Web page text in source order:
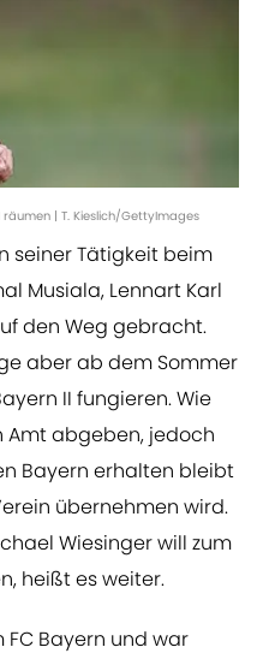
räumen | T. Kieslich/GettyImages
seiner Tätigkeit beim
Musiala, Lennart Karl
den Weg gebracht.
aber ab dem Sommer
II fungieren. Wie
Amt abgeben, jedoch
Bayern erhalten bleibt
übernehmen wird.
Wiesinger will zum
heißt es weiter.
FC Bayern und war